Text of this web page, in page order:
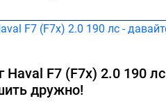
Haval F7 (F7x) 2.0 190 лс
дружно!